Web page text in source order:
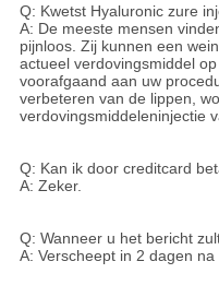
Q: Kwetst Hyaluronic zure
A: De meeste mensen
pijnloos. Zij kunnen een
actueel verdovingsmiddel
voorafgaand aan uw
verbeteren van de lippen,
verdovingsmiddeleninjectie
Q: Kan ik door creditcard
A: Zeker.
Q: Wanneer u het bericht
A: Verscheept in 2 dagen na